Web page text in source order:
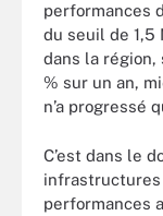
performances
du seuil de 1,5
dans la région,
% sur un an,
n’a progressé
C’est dans le
infrastructures
performances